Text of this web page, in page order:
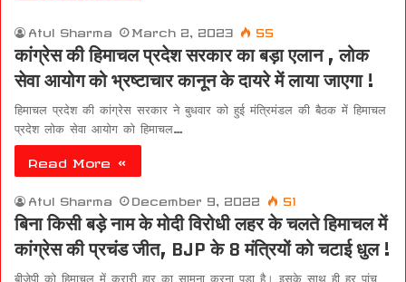
Atul Sharma March 2, 2023 55
कांग्रेस की हिमाचल प्रदेश सरकार का बड़ा एलान , लोक
सेवा आयोग को भ्रष्टाचार कानून के दायरे में लाया जाएगा !
हिमाचल प्रदेश की कांग्रेस सरकार ने बुधवार को हुई मंत्रिमंडल की बैठक में हिमाचल
प्रदेश लोक सेवा आयोग को हिमाचल…
Read More »
Atul Sharma December 9, 2022 51
बिना किसी बड़े नाम के मोदी विरोधी लहर के चलते हिमाचल में
कांग्रेस की प्रचंड जीत, BJP के 8 मंत्रियों को चटाई धुल !
बीजेपी को हिमाचल में करारी हार का सामना करना पड़ा है। इसके साथ ही हर पांच